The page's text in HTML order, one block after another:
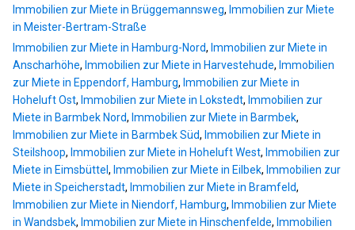
Immobilien zur Miete in Brüggemannsweg, Immobilien zur Miete
in Meister-Bertram-Straße
Immobilien zur Miete in Hamburg-Nord, Immobilien zur Miete in
Anscharhöhe, Immobilien zur Miete in Harvestehude, Immobilien
zur Miete in Eppendorf, Hamburg, Immobilien zur Miete in
Hoheluft Ost, Immobilien zur Miete in Lokstedt, Immobilien zur
Miete in Barmbek Nord, Immobilien zur Miete in Barmbek,
Immobilien zur Miete in Barmbek Süd, Immobilien zur Miete in
Steilshoop, Immobilien zur Miete in Hoheluft West, Immobilien zur
Miete in Eimsbüttel , Immobilien zur Miete in Eilbek, Immobilien zur
Miete in Speicherstadt, Immobilien zur Miete in Bramfeld,
Immobilien zur Miete in Niendorf, Hamburg, Immobilien zur Miete
in Wandsbek, Immobilien zur Miete in Hinschenfelde, Immobilien